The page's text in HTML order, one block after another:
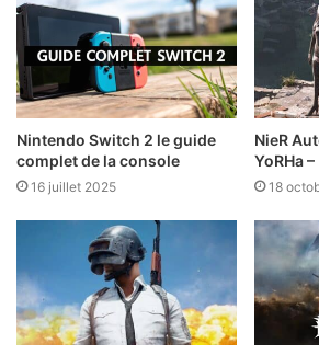
Nintendo Switch 2 le guide
complet de la console
16 juillet 2025
NieR
YoRHa
18